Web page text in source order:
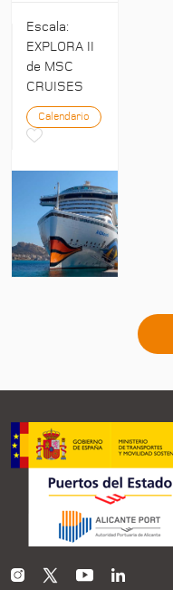
Escala:
EXPLORA II
de MSC
CRUISES
Calendario